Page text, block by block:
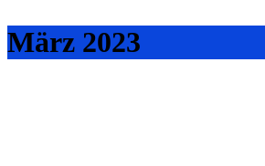
März 2023